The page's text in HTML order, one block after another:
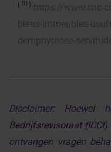
( [1] ) https://www.cnc-
biens-immeubles-
demphyteose-
Disclaimer: Hoewel
Bedrijfsrevisoraat
ontvangen vragen